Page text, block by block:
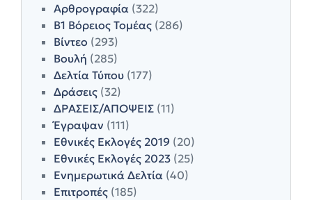
Αρθρογραφία (322)
Β1 Βόρειος Τομέας (286)
Βίντεο (293)
Βουλή (285)
Δελτία Τύπου (177)
Δράσεις (32)
ΔΡΑΣΕΙΣ/ΑΠΟΨΕΙΣ (11)
Έγραψαν (111)
Εθνικές Εκλογές 2019 (20)
Εθνικές Εκλογές 2023 (25)
Ενημερωτικά Δελτία (40)
Επιτροπές (185)